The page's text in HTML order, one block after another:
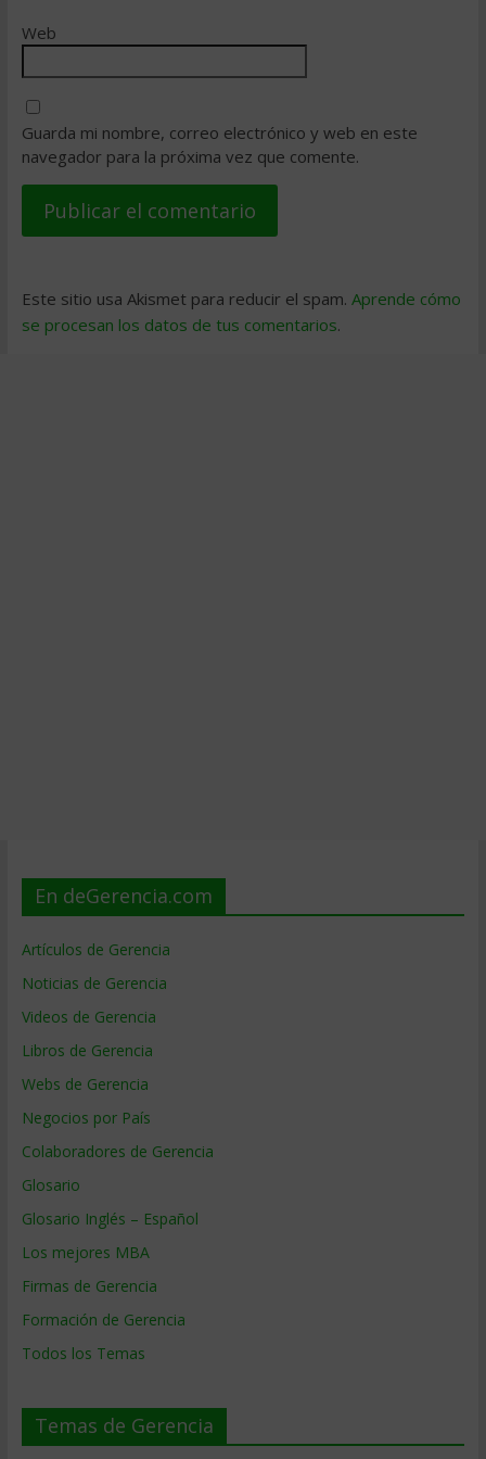
Web
Guarda mi nombre, correo electrónico y web en este
navegador para la próxima vez que comente.
Este sitio usa Akismet para reducir el spam. Aprende cómo
se procesan los datos de tus comentarios.
En deGerencia.com
Artículos de Gerencia
Noticias de Gerencia
Videos de Gerencia
Libros de Gerencia
Webs de Gerencia
Negocios por País
Colaboradores de Gerencia
Glosario
Glosario Inglés – Español
Los mejores MBA
Firmas de Gerencia
Formación de Gerencia
Todos los Temas
Temas de Gerencia